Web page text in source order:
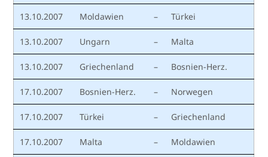
13.10.2007 Moldawien – Türkei
13.10.2007 Ungarn – Malta
13.10.2007 Griechenland – Bosnien-Herz.
17.10.2007 Bosnien-Herz. – Norwegen
17.10.2007 Türkei – Griechenland
17.10.2007 Malta – Moldawien